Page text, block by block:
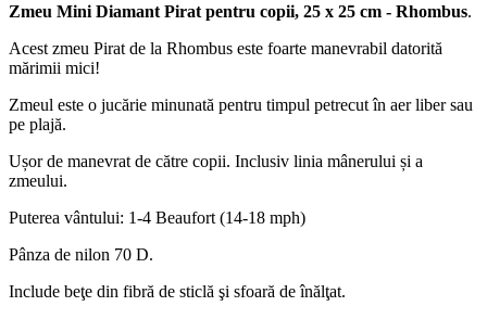
Zmeu Mini Diamant Pirat pentru copii, 25 x 25 cm - Rhombus.
Acest zmeu Pirat de la Rhombus este foarte manevrabil datorită
mărimii mici!
Zmeul este o jucărie minunată pentru timpul petrecut în aer liber sau
pe plajă.
Ușor de manevrat de către copii. Inclusiv linia mânerului și a
zmeului.
Puterea vântului: 1-4 Beaufort (14-18 mph)
Pânza de nilon 70 D.
Include beţe din fibră de sticlă şi sfoară de înălţat.